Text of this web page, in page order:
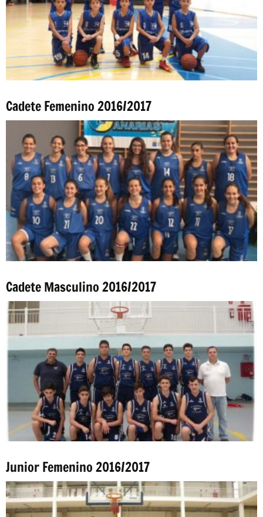
Cadete Femenino 2016/2017
Cadete Masculino 2016/2017
Junior Femenino 2016/2017